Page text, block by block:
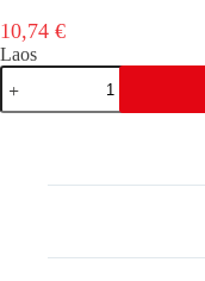
10,74 €
Laos
AS-
MLP
kogus